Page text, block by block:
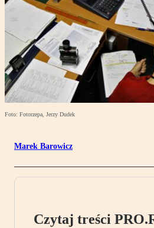
Foto: Fotorzepa, Jerzy Dudek
Marek Barowicz
Czytaj treści